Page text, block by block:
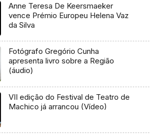
Anne Teresa De Keersmaeker
vence Prémio Europeu Helena Vaz
da Silva
Fotógrafo Gregório Cunha
apresenta livro sobre a Região
(áudio)
VII edição do Festival de Teatro de
Machico já arrancou (Vídeo)